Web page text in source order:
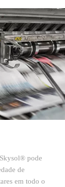
pode
de
em todo o